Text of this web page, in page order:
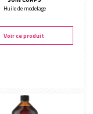
Huile de modelage
Voir ce produit